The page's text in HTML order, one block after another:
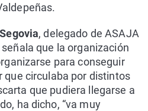
, delegado de ASAJA
que la organización
para conseguir
que circulaba por distintos
que pudiera llegarse a
ha dicho, “va muy